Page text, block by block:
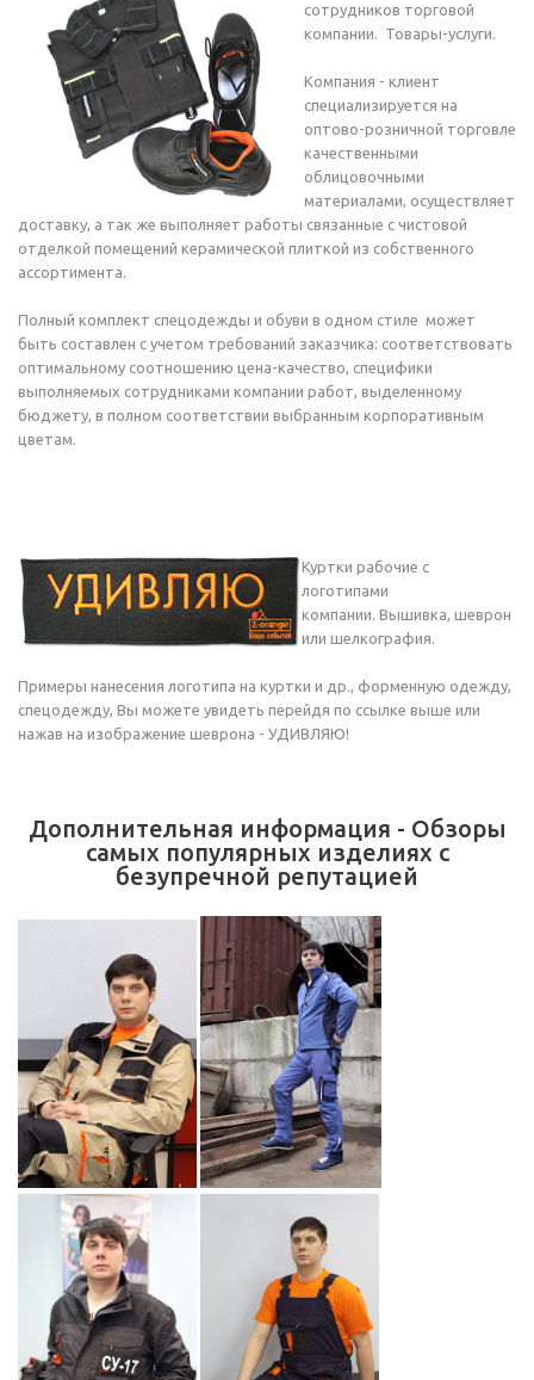
сотрудников торговой
компании. Товары-услуги.
Компания - клиент
специализируется на
оптово-розничной торговле
качественными
облицовочными
материалами, осуществляет
доставку, а так же выполняет работы связанные с чистовой
отделкой помещений керамической плиткой из собственного
ассортимента.
Полный комплект спецодежды и обуви в одном стиле может
быть составлен с учетом требований заказчика: соответствовать
оптимальному соотношению цена-качество, специфики
выполняемых сотрудниками компании работ, выделенному
бюджету, в полном соответствии выбранным корпоративным
цветам.
Куртки рабочие с
логотипами
компании. Вышивка, шеврон
или шелкография.
Примеры нанесения логотипа на куртки и др., форменную одежду,
спецодежду, Вы можете увидеть перейдя по ссылке выше или
нажав на изображение шеврона - УДИВЛЯЮ!
Дополнительная информация - Обзоры
самых популярных изделиях с
безупречной репутацией